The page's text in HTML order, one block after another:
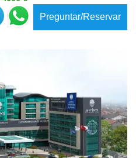
Preguntar/Reservar